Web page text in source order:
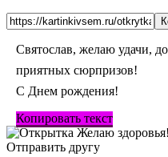
Святослав, желаю удачи,
приятных сюрпризов!
С Днем рождения!
Копировать текст
Отправить другу